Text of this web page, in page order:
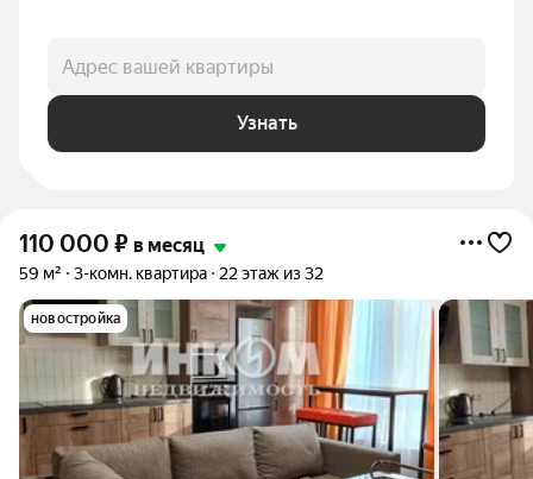
Адрес вашей квартиры
Узнать
110 000 ₽ в месяц
59 м² 3-комн. квартира 22 этаж из 32
новостройка